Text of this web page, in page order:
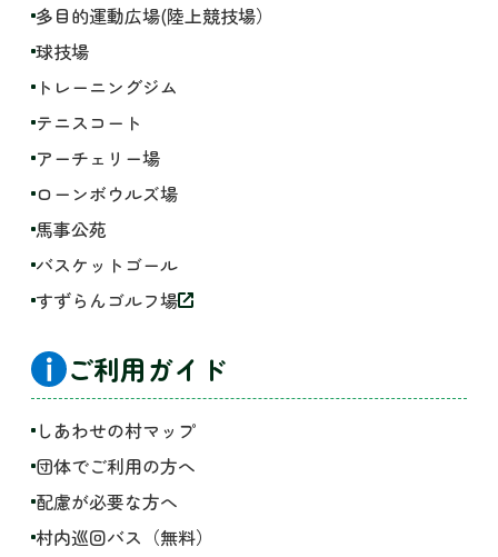
多目的運動広場(陸上競技場）
球技場
トレーニングジム
テニスコート
アーチェリー場
ローンボウルズ場
馬事公苑
バスケットゴール
すずらんゴルフ場
ご利用ガイド
しあわせの村マップ
団体でご利用の方へ
配慮が必要な方へ
村内巡回バス（無料）